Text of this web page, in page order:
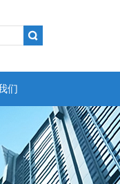
们